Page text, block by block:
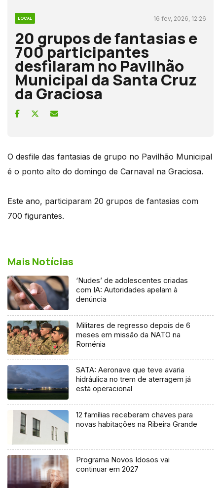
LOCAL 16 fev, 2026, 12:26
20 grupos de fantasias e
700 participantes
desfilaram no Pavilhão
Municipal da Santa Cruz
da Graciosa
O desfile das fantasias de grupo no Pavilhão Municipal
é o ponto alto do domingo de Carnaval na Graciosa.
Este ano, participaram 20 grupos de fantasias com
700 figurantes.
Mais Notícias
‘Nudes’ de adolescentes criadas
com IA: Autoridades apelam à
denúncia
Militares de regresso depois de 6
meses em missão da NATO na
Roménia
SATA: Aeronave que teve avaria
hidráulica no trem de aterragem já
está operacional
12 famílias receberam chaves para
novas habitações na Ribeira Grande
Programa Novos Idosos vai
continuar em 2027